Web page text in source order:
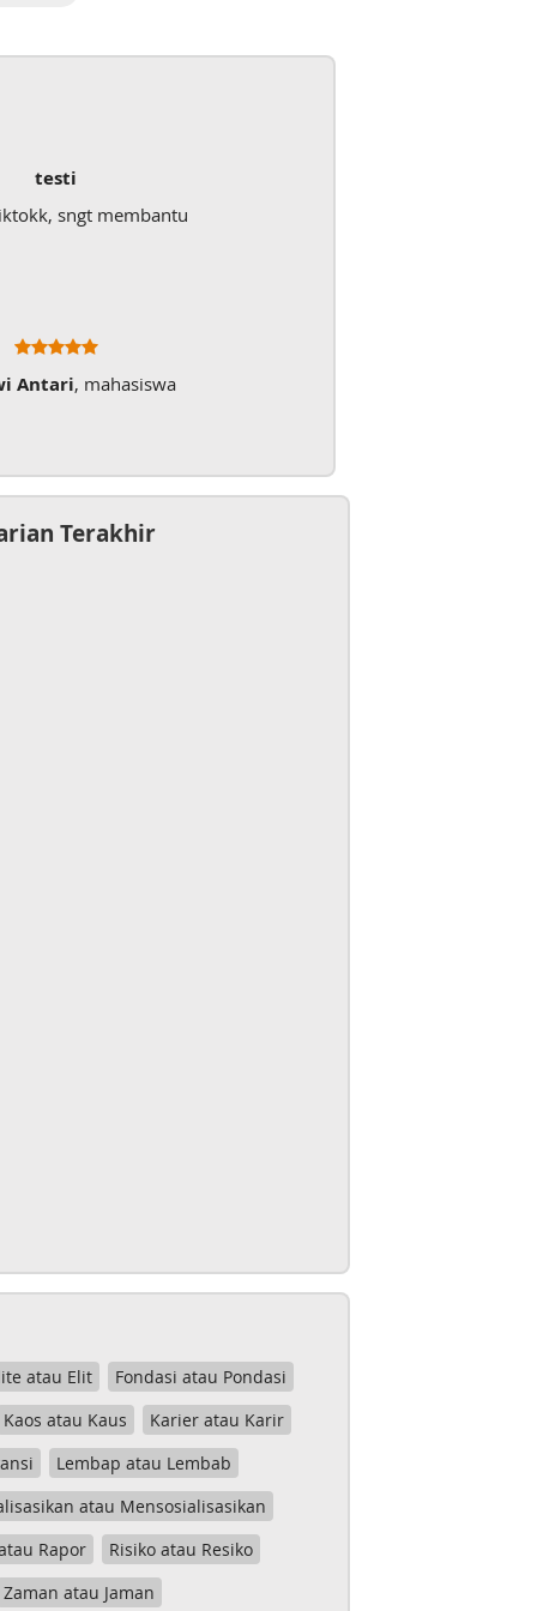
testi
sngt membantu
Antari, mahasiswa
Terakhir
atau Elit
Fondasi atau Pondasi
Kaos atau Kaus
Karier atau Karir
Lembap atau Lembab
atau Mensosialisasikan
Rapor
Risiko atau Resiko
Zaman atau Jaman